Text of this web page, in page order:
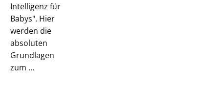
Intelligenz für
Babys". Hier
werden die
absoluten
Grundlagen
zum ...